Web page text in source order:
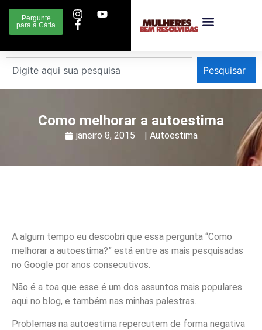
Pergunte
para a Cátia
Pesquisar
Como melhorar a autoestima
janeiro 8, 2015 | Autoestima
A algum tempo eu descobri que essa pergunta “Como
melhorar a autoestima?” está entre as mais pesquisadas
no Google por anos consecutivos.
Não é a toa que esse é um dos assuntos mais populares
aqui no blog, e também nas minhas palestras.
Problemas na autoestima repercutem de forma negativa